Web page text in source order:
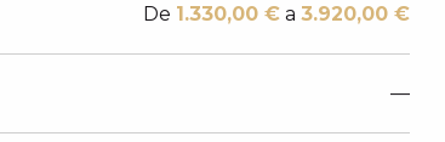
De 1.330,00 € a3.920,00 €
—